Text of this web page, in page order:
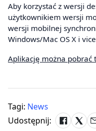
Aby korzystać z wersji
użytkownikiem wersji
wersji mobilnej
Windows/Mac OS X i
Aplikację można pobrać
Tagi: News
Udostępnij: